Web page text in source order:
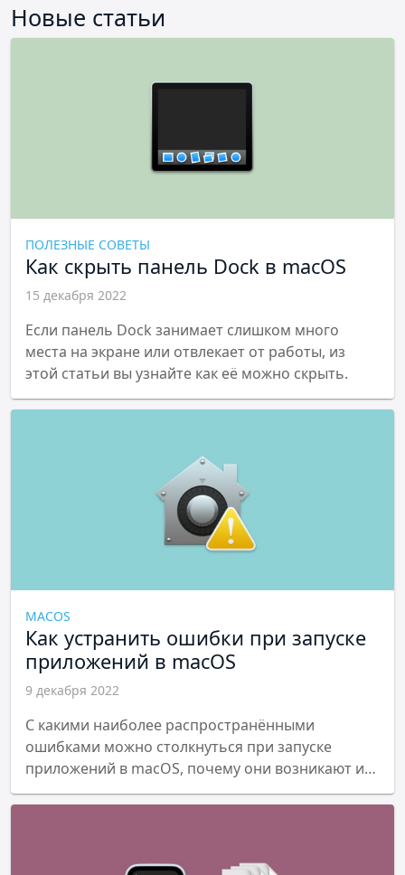
Новые статьи
ПОЛЕЗНЫЕ СОВЕТЫ
Как скрыть панель Dock в macOS
15 декабря 2022
Если панель Dock занимает слишком много
места на экране или отвлекает от работы, из
этой статьи вы узнайте как её можно скрыть.
MACOS
Как устранить ошибки при запуске
приложений в macOS
9 декабря 2022
С какими наиболее распространёнными
ошибками можно столкнуться при запуске
приложений в macOS, почему они возникают и
как их устранить.